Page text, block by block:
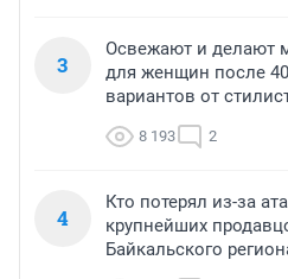
3
Освежают и делают
для женщин после
вариантов от
8 193 2
4
Кто потерял из-за
крупнейших
Байкальского